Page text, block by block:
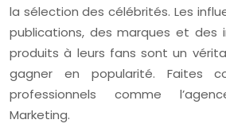
la sélection des célébrités. Les
publications, des marques et des
produits à leurs fans sont un
gagner en popularité. Faites
professionnels comme
Marketing.